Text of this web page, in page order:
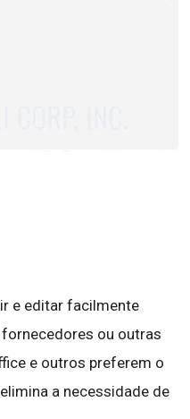
e editar facilmente
ou outras
e outros preferem o
a necessidade de